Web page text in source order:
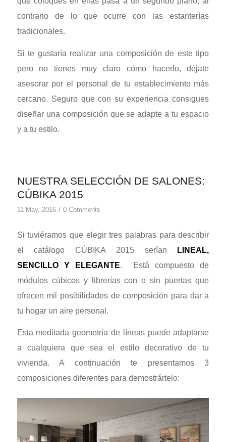
contrario de lo que ocurre con las estanterías
tradicionales.
Si te gustaría realizar una composición de este tipo
pero no tienes muy claro cómo hacerlo, déjate
asesorar por el personal de tu establecimiento más
cercano. Seguro que con su experiencia consigues
diseñar una composición que se adapte a tu espacio
y a tu estilo.
NUESTRA SELECCIÓN DE SALONES:
CÚBIKA 2015
11 May, 2016 / 0 Comments
Si tuviéramos que elegir tres palabras para describir
el catálogo CÚBIKA 2015 serían
LINEAL,
SENCILLO Y ELEGANTE. Está compuesto de
módulos cúbicos y librerías con o sin puertas que
ofrecen mil posibilidades de composición para dar a
tu hogar un aire personal.
Esta meditada geometría de líneas puede adaptarse
a cualquiera que sea el estilo decorativo de tu
vivienda. A continuación te presentamos 3
composiciones diferentes para demostrártelo: